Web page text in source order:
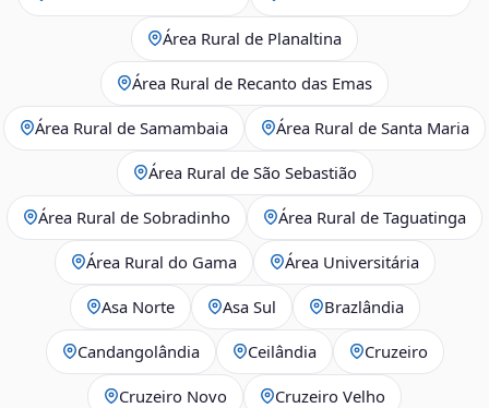
Área Rural de Planaltina
Área Rural de Recanto das Emas
Área Rural de Samambaia Área Rural de Santa Maria
Área Rural de São Sebastião
Área Rural de Sobradinho Área Rural de Taguatinga
Área Rural do Gama Área Universitária
Asa Norte Asa Sul Brazlândia
Candangolândia Ceilândia Cruzeiro
Cruzeiro Novo Cruzeiro Velho